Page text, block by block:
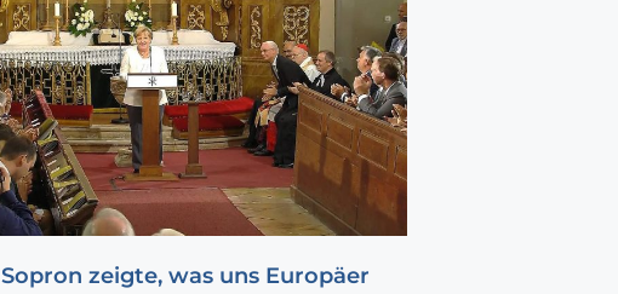
Sopron zeigte, was uns Europäer